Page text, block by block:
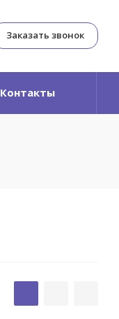
Заказать звонок
Контакты